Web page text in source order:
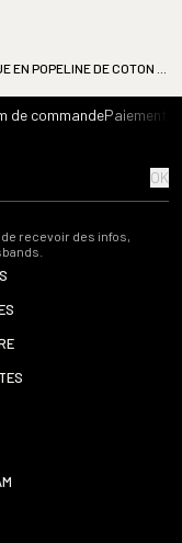
DE COTON - BLEU CIEL
de commandePaiement
OK
de recevoir des infos,